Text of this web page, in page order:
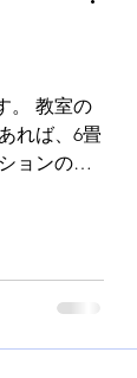
。 教室の
れば、6畳
ョンの一
れは、自
アノのコ